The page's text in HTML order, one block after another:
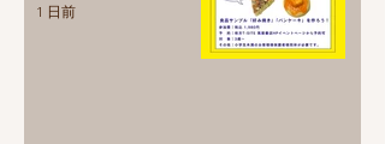
知らせ♪
1 日前